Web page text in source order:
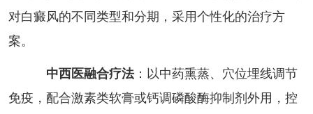
对白癜风的不同类型和分期，采用个性化的治疗方
案。
中西医融合疗法：以中药熏蒸、穴位埋线调节
免疫，配合激素类软膏或钙调磷酸酶抑制剂外用，控